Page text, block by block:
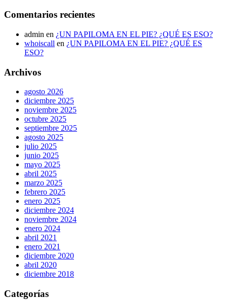
Comentarios recientes
admin en ¿UN PAPILOMA EN EL PIE? ¿QUÉ ES ESO?
whoiscall en ¿UN PAPILOMA EN EL PIE? ¿QUÉ ES
ESO?
Archivos
agosto 2026
diciembre 2025
noviembre 2025
octubre 2025
septiembre 2025
agosto 2025
julio 2025
junio 2025
mayo 2025
abril 2025
marzo 2025
febrero 2025
enero 2025
diciembre 2024
noviembre 2024
enero 2024
abril 2021
enero 2021
diciembre 2020
abril 2020
diciembre 2018
Categorías